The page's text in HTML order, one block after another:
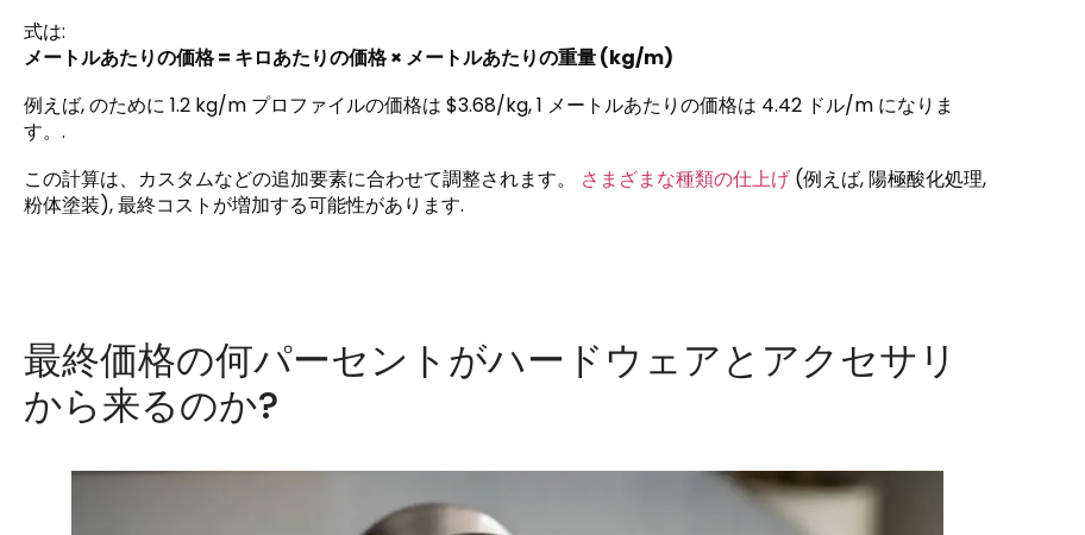
式は:
メートルあたりの価格 = キロあたりの価格 × メートルあたりの重量 (kg/m)
例えば, のために 1.2 kg/m プロファイルの価格は $3.68/kg, 1 メートルあたりの価格は 4.42 ドル/m になりま
す。.
この計算は、カスタムなどの追加要素に合わせて調整されます。 さまざまな種類の仕上げ (例えば, 陽極酸化処理,
粉体塗装), 最終コストが増加する可能性があります.
最終価格の何パーセントがハードウェアとアクセサリ
から来るのか?